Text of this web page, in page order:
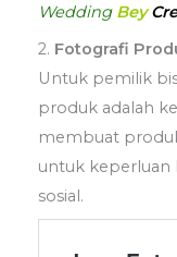
Wedding Bey
2. Fotografi
Untuk pemilik
produk adalah
membuat
untuk keperluan
sosial.